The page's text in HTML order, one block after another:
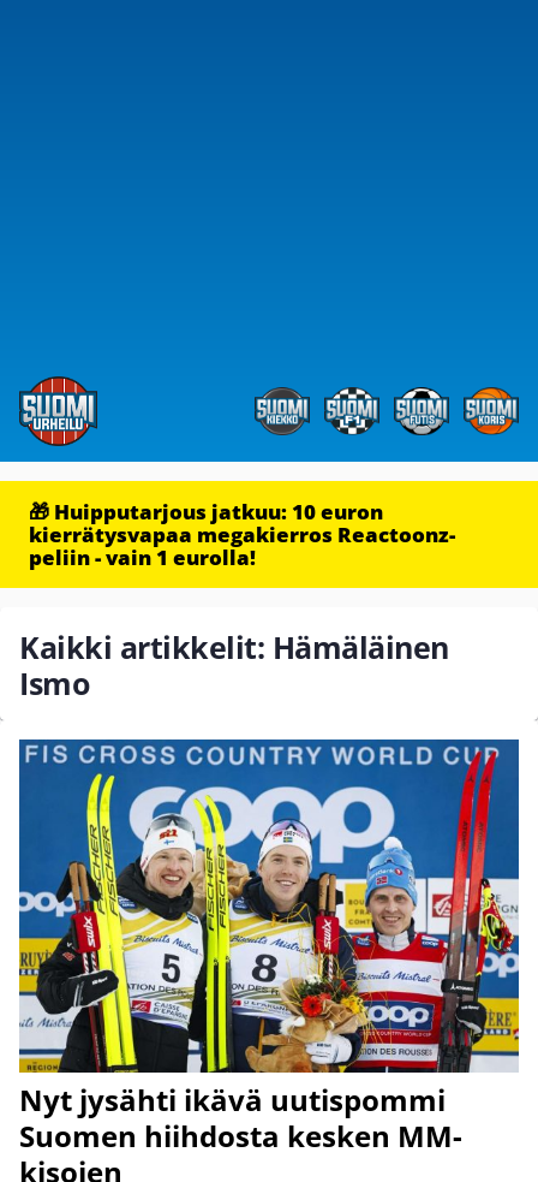
🎁 Huipputarjous jatkuu: 10 euron
kierrätysvapaa megakierros Reactoonz-
peliin - vain 1 eurolla!
Kaikki artikkelit: Hämäläinen
Ismo
Nyt jysähti ikävä uutispommi
Suomen hiihdosta kesken MM-
kisojen